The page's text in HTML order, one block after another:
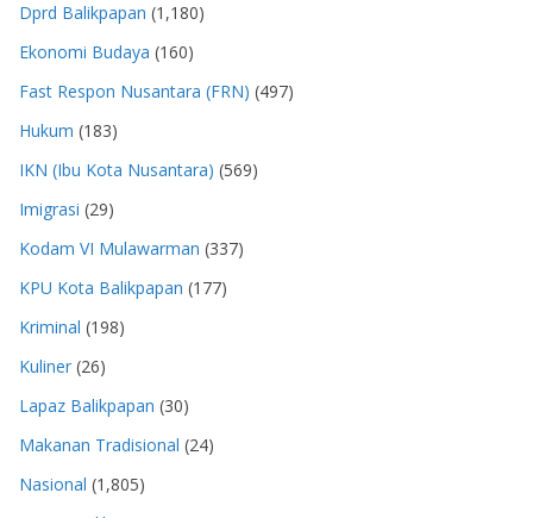
Dprd Balikpapan (1,180)
Ekonomi Budaya (160)
Fast Respon Nusantara (FRN) (497)
Hukum (183)
IKN (Ibu Kota Nusantara) (569)
Imigrasi (29)
Kodam VI Mulawarman (337)
KPU Kota Balikpapan (177)
Kriminal (198)
Kuliner (26)
Lapaz Balikpapan (30)
Makanan Tradisional (24)
Nasional (1,805)